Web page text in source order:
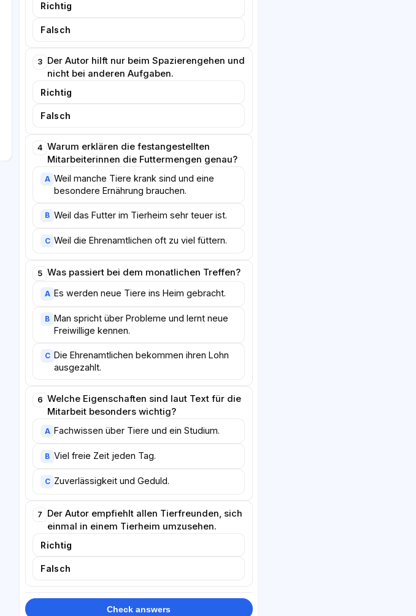
Richtig
Falsch
3 Der Autor hilft nur beim Spazierengehen und
nicht bei anderen Aufgaben.
Richtig
Falsch
4 Warum erklären die festangestellten
Mitarbeiterinnen die Futtermengen genau?
A Weil manche Tiere krank sind und eine
besondere Ernährung brauchen.
B Weil das Futter im Tierheim sehr teuer ist.
C Weil die Ehrenamtlichen oft zu viel füttern.
5 Was passiert bei dem monatlichen Treffen?
A Es werden neue Tiere ins Heim gebracht.
B Man spricht über Probleme und lernt neue
Freiwillige kennen.
C Die Ehrenamtlichen bekommen ihren Lohn
ausgezahlt.
6 Welche Eigenschaften sind laut Text für die
Mitarbeit besonders wichtig?
A Fachwissen über Tiere und ein Studium.
B Viel freie Zeit jeden Tag.
C Zuverlässigkeit und Geduld.
7
Der Autor empfiehlt allen Tierfreunden, sich
einmal in einem Tierheim umzusehen.
Richtig
Falsch
Check answers